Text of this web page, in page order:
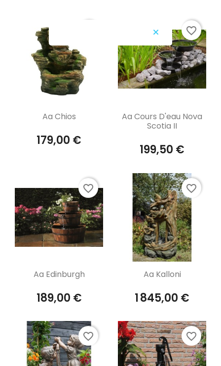
Aperçu rapide
Aa Chios
179,00 €
Aperçu rapide
Aa Cours D'eau Nova
Scotia II
199,50 €
favorite_border
Aperçu rapide
Aa Edinburgh
189,00 €
favorite_border
Aperçu rapide
Aa Kalloni
1 845,00 €
favorite_border
favorite_border favorite_border